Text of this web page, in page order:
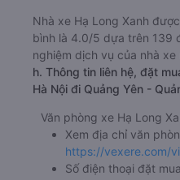
Nhà xe Hạ Long Xanh
bình là 4.0/5 dựa trên 139
nghiệm dịch vụ của nhà xe
h. Thông tin liên hệ, đặt
Hà Nội đi Quảng Yên -
Văn phòng xe Hạ Long
Xem địa chỉ văn
https://vexere.com/
Số điện thoại đặt